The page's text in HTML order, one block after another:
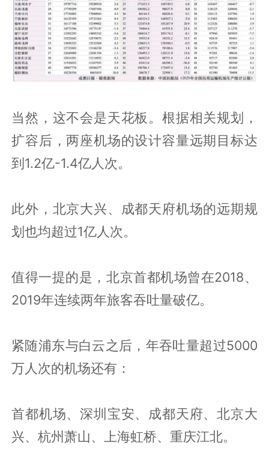
当然，这不会是天花板。根据相关规划，
扩容后，两座机场的设计容量远期目标达
到1.2亿-1.4亿人次。
此外，北京大兴、成都天府机场的远期规
划也均超过1亿人次。
值得一提的是，北京首都机场曾在2018、
2019年连续两年旅客吞吐量破亿。
紧随浦东与白云之后，年吞吐量超过5000
万人次的机场还有：
首都机场、深圳宝安、成都天府、北京大
兴、杭州萧山、上海虹桥、重庆江北。